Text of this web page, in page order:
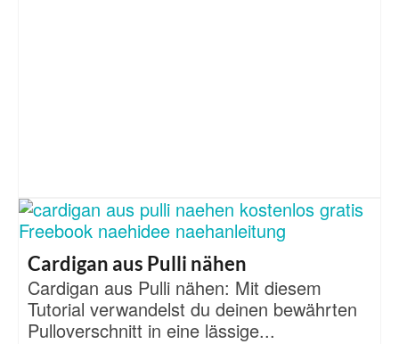
Cardigan aus Pulli nähen
Cardigan aus Pulli nähen: Mit diesem
Tutorial verwandelst du deinen bewährten
Pulloverschnitt in eine lässige...